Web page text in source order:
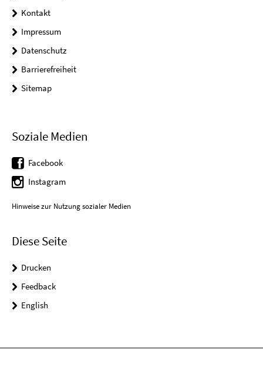
Kontakt
Impressum
Datenschutz
Barrierefreiheit
Sitemap
Soziale Medien
Facebook
Instagram
Hinweise zur Nutzung sozialer Medien
Diese Seite
Drucken
Feedback
English